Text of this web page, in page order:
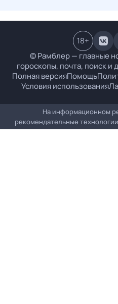
© Рамблер — главные
гороскопы, почта, поиск и
Полная версияПомощь
Условия использования
18+
На информационном
рекомендательные